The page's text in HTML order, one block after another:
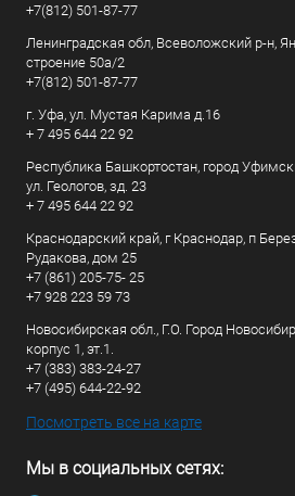
+7(812) 501-87-77
Ленинградская обл, Всеволожский р-н,
строение 50а/2
+7(812) 501-87-77
г. Уфа, ул. Мустая Карима д.16
+ 7 495 644 22 92
Республика Башкортостан, город
ул. Геологов, зд. 23
+ 7 495 644 22 92
Краснодарский край, г Краснодар, п
Рудакова, дом 25
+7 (861) 205-75- 25
+7 928 223 59 73
Новосибирская обл., Г.О. Город
корпус 1, эт.1.
+7 (383) 383-24-27
+7 (495) 644-22-92
Посмотреть все на карте
Мы в социальных сетях: